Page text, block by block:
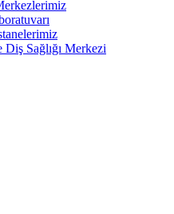
Diş Sağlığı Merkezi